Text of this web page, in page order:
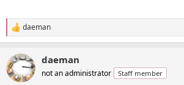
R
e
c
t
i
daeman
daeman
not an administrator Staff member